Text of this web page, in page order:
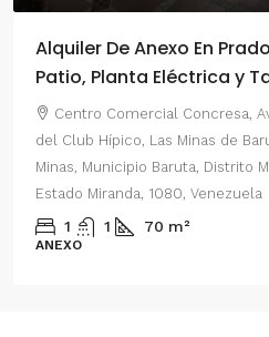
Alquiler De Anexo En
Patio, Planta Eléctrica y
Centro Comercial Concresa,
del Club Hípico, Las Minas de
Minas, Municipio Baruta, Distrito
Estado Miranda, 1080, Venezuela
1 1 70 m²
ANEXO